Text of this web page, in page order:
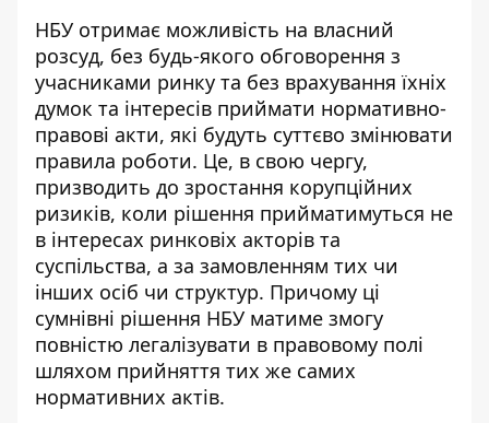
НБУ отримає можливість на власний
розсуд, без будь-якого обговорення з
учасниками ринку та без врахування їхніх
думок та інтересів приймати нормативно-
правові акти, які будуть суттєво змінювати
правила роботи. Це, в свою чергу,
призводить до зростання корупційних
ризиків, коли рішення прийматимуться не
в інтересах ринковіх акторів та
суспільства, а за замовленням тих чи
інших осіб чи структур. Причому ці
сумнівні рішення НБУ матиме змогу
повністю легалізувати в правовому полі
шляхом прийняття тих же самих
нормативних актів.